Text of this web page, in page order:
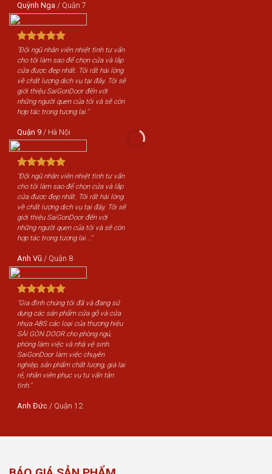
Quỳnh Nga / Quận 7
"Đội ngũ nhân viên nhiệt tình tư vấn
cho tôi làm sao để chọn cửa và lắp
cửa được đẹp nhất. Tôi rất hài lòng
về chất lượng dịch vụ tại đây. Tôi sẽ
giới thiệu SaiGonDoor đến với
những người quen của tôi và sẽ còn
hợp tác trong tương lai."
Quận 9 / Hà Nội
"Đội ngũ nhân viên nhiệt tình tư vấn
cho tôi làm sao để chọn cửa và lắp
cửa được đẹp nhất. Tôi rất hài lòng
về chất lượng dịch vụ tại đây. Tôi sẽ
giới thiệu SaiGonDoor đến với
những người quen của tôi và sẽ còn
hợp tác trong tương lai..."
Anh Vũ / Quận 8
"Gia đình chúng tôi đã và đang sử
dụng các sản phẩm cửa gỗ và cửa
nhựa ABS các loại của thương hiệu
SÀI GÒN DOOR cho phòng ngủ,
phòng làm việc và nhà vệ sinh.
SaiGonDoor làm việc chuyên
nghiệp, sản phẩm chất lượng, giá lại
rẻ, nhân viên phục vụ tư vấn tận
tình."
Anh Đức / Quận 12